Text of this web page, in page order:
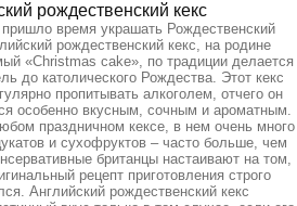
рождественский кекс
пришло время украшать Рождественский
рождественский кекс, на родине
«Christmas cake», по традиции делается
до католического Рождества. Этот кекс
пропитывать алкоголем, отчего он
особенно вкусным, сочным и ароматным.
праздничном кексе, в нем очень много
и сухофруктов – часто больше, чем
британцы настаивают на том,
рецепт приготовления строго
Английский рождественский кекс